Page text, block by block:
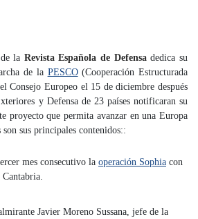
la Revista Española de Defensadedica su
de la PESCO(Cooperación Estructurada
Consejo Europeo el 15 de diciembre después
y Defensa de 23 países notificaran su
proyecto que permita avanzar en una Europa
sus principales contenidos::
mes consecutivo la operación Sophia con
Javier Moreno Sussana, jefe de la